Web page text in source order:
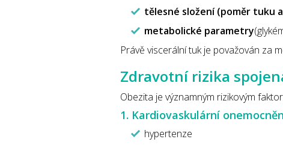
tělesné složení (poměr tuku
metabolické parametry
Právě viscerální tuk je považován za
Zdravotní rizika
Obezita je významným rizikovým
1. Kardiovaskulární
hypertenze